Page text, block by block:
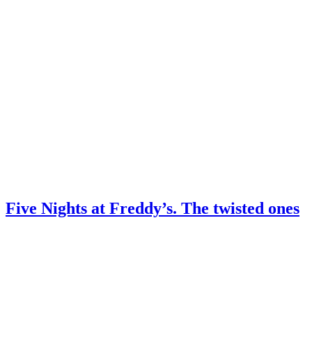
Five Nights at Freddy’s. The twisted ones